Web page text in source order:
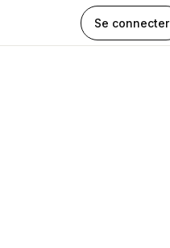
Se connecter